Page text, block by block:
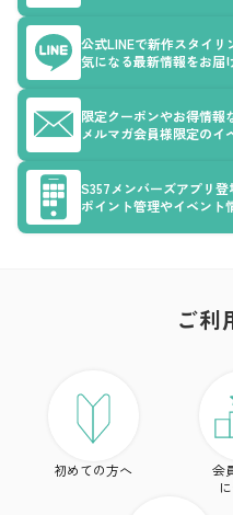
公式LINEで新作スタイリ
気になる最新情報をお届
限定クーポンやお得情報
メルマガ会員様限定のイ
S357メンバーズアプリ登
ポイント管理やイベント
ご利
初めての方へ
会